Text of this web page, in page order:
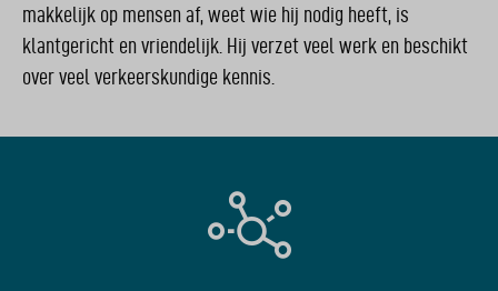
makkelijk op mensen af, weet wie hij nodig heeft, is
klantgericht en vriendelijk. Hij verzet veel werk en beschikt
over veel verkeerskundige kennis.